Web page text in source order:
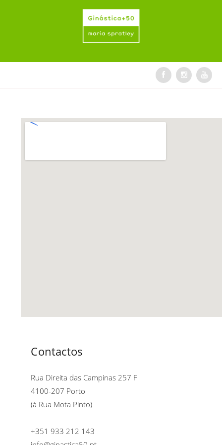
Contactos
Rua Direita das Campinas 257 F
4100-207 Porto
(à Rua Mota Pinto)
+351 933 212 143